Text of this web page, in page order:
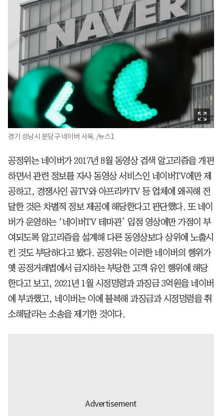
경기 성남시 분당구 네이버 사옥. /뉴스1
공정위는 네이버가 2017년 8월 동영상 검색 알고리즘을 개편
하면서 관련 정보를 자사 동영상 서비스인 네이버TV에만 제
공하고, 경쟁사인 곰TV와 아프리카TV 등 업체에 왜곡해 전
달한 것은 차별적 정보 제공에 해당한다고 판단했다. 또 네이
버가 운영하는 ‘네이버TV 테마관’ 입점 영상에만 가점이 부
여되도록 알고리즘을 설계해 다른 동영상보다 상위에 노출시
킨 것도 부당하다고 봤다. 공정위는 이러한 네이버의 행위가
옛 공정거래법에서 금지하는 부당한 고객 유인 행위에 해당
한다고 보고, 2021년 1월 시정명령과 과징금 3억원을 네이버
에 부과했고, 네이버는 이에 불복해 과징금과 시정명령을 취
소해달라는 소송을 제기한 것이다.